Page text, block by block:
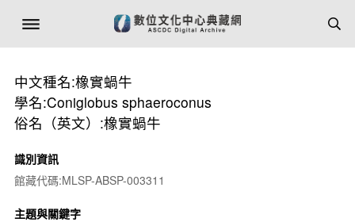
中文種名:橡實蝸牛
學名:Coniglobus sphaeroconus
俗名（英文）:橡實蝸牛
識別資訊
館藏代碼:MLSP-ABSP-003311
主題與關鍵字